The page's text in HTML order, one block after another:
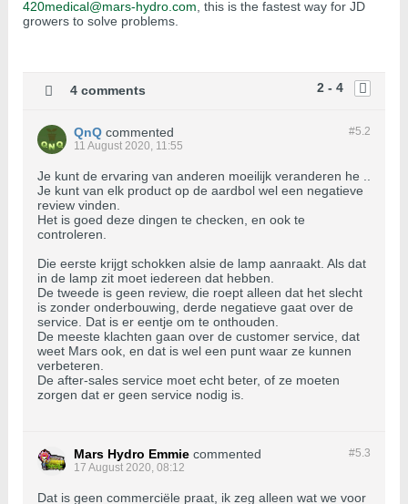
420medical@mars-hydro.com , this is the fastest way for JD
growers to solve problems.
2 - 4
4 comments
#5.2
QnQ commented
11 August 2020, 11:55
Je kunt de ervaring van anderen moeilijk veranderen he ..
Je kunt van elk product op de aardbol wel een negatieve
review vinden.
Het is goed deze dingen te checken, en ook te
controleren.
Die eerste krijgt schokken alsie de lamp aanraakt. Als dat
in de lamp zit moet iedereen dat hebben.
De tweede is geen review, die roept alleen dat het slecht
is zonder onderbouwing, derde negatieve gaat over de
service. Dat is er eentje om te onthouden.
De meeste klachten gaan over de customer service, dat
weet Mars ook, en dat is wel een punt waar ze kunnen
verbeteren.
De after-sales service moet echt beter, of ze moeten
zorgen dat er geen service nodig is.
#5.3
Mars Hydro Emmie commented
17 August 2020, 08:12
Dat is geen commerciële praat, ik zeg alleen wat we voor